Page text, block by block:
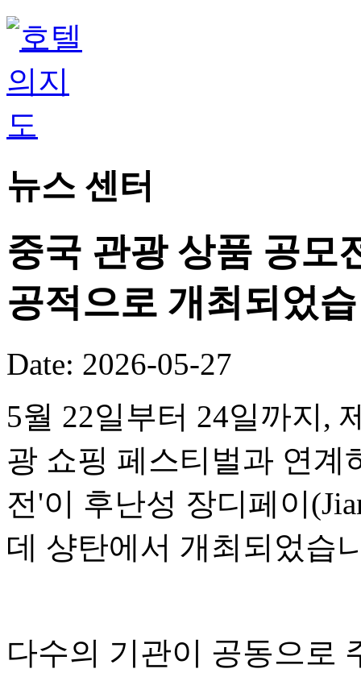
뉴스 센터
중국 관광 상품 공모
공적으로 개최되었
Date: 2026-05-27
5월 22일부터 24일까지,
광 쇼핑 페스티벌과 연계
전'이 후난성 장디페이
데 샹탄에서 개최되었습
다수의 기관이 공동으로